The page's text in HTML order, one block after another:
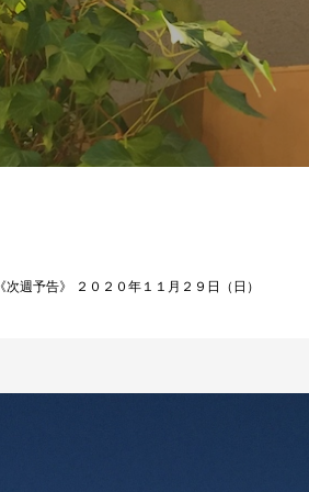
《次週予告》 ２０２０年１１月２９日（日）